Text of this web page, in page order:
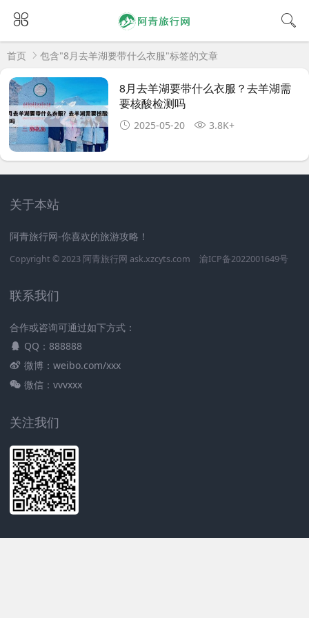
首页 包含"8月去羊湖要带什么衣服"标签的文章
8月去羊湖要带什么衣服？去羊湖需
要核酸检测吗
2025-05-20 3.8K+
关于本站
阿青旅行网-你喜欢的旅游攻略！
Copyright © 2023 阿青旅行网 ask.xzcyts.com 渝ICP备2022001649号
联系我们
合作或咨询可通过如下方式：
QQ：888888
微博：weibo.com/xxx
微信：vvvxxx
关注我们